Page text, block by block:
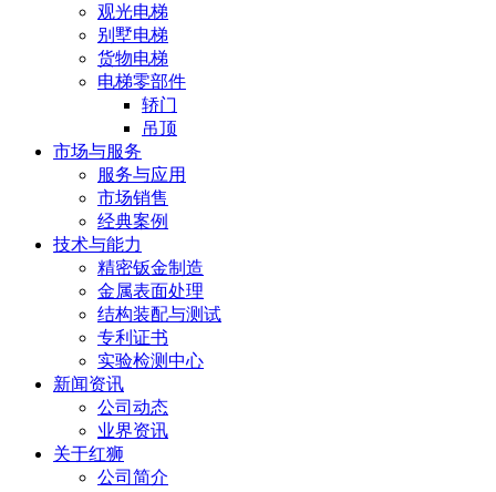
观光电梯
别墅电梯
货物电梯
电梯零部件
轿门
吊顶
市场与服务
服务与应用
市场销售
经典案例
技术与能力
精密钣金制造
金属表面处理
结构装配与测试
专利证书
实验检测中心
新闻资讯
公司动态
业界资讯
关于红狮
公司简介